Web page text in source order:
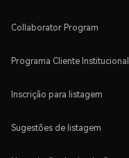
Collaborator Program
Programa Cliente Institucional
Inscrição para listagem
Sugestões de listagem